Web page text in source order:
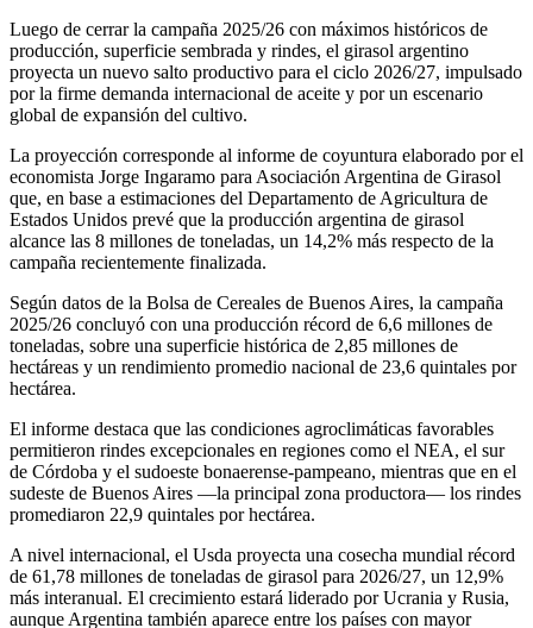
Luego de cerrar la campaña 2025/26 con máximos históricos de
producción, superficie sembrada y rindes, el girasol argentino
proyecta un nuevo salto productivo para el ciclo 2026/27, impulsado
por la firme demanda internacional de aceite y por un escenario
global de expansión del cultivo.
La proyección corresponde al informe de coyuntura elaborado por el
economista Jorge Ingaramo para Asociación Argentina de Girasol
que, en base a estimaciones del Departamento de Agricultura de
Estados Unidos prevé que la producción argentina de girasol
alcance las 8 millones de toneladas, un 14,2% más respecto de la
campaña recientemente finalizada.
Según datos de la Bolsa de Cereales de Buenos Aires, la campaña
2025/26 concluyó con una producción récord de 6,6 millones de
toneladas, sobre una superficie histórica de 2,85 millones de
hectáreas y un rendimiento promedio nacional de 23,6 quintales por
hectárea.
El informe destaca que las condiciones agroclimáticas favorables
permitieron rindes excepcionales en regiones como el NEA, el sur
de Córdoba y el sudoeste bonaerense-pampeano, mientras que en el
sudeste de Buenos Aires —la principal zona productora— los rindes
promediaron 22,9 quintales por hectárea.
A nivel internacional, el Usda proyecta una cosecha mundial récord
de 61,78 millones de toneladas de girasol para 2026/27, un 12,9%
más interanual. El crecimiento estará liderado por Ucrania y Rusia,
aunque Argentina también aparece entre los países con mayor